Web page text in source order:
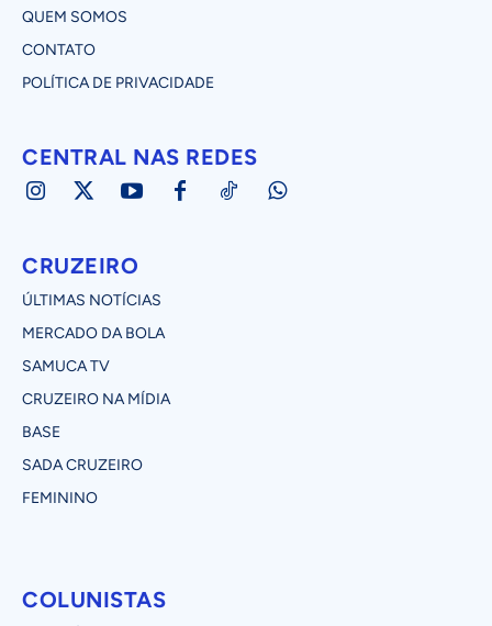
QUEM SOMOS
CONTATO
POLÍTICA DE PRIVACIDADE
CENTRAL NAS REDES
CRUZEIRO
ÚLTIMAS NOTÍCIAS
MERCADO DA BOLA
SAMUCA TV
CRUZEIRO NA MÍDIA
BASE
SADA CRUZEIRO
FEMININO
COLUNISTAS